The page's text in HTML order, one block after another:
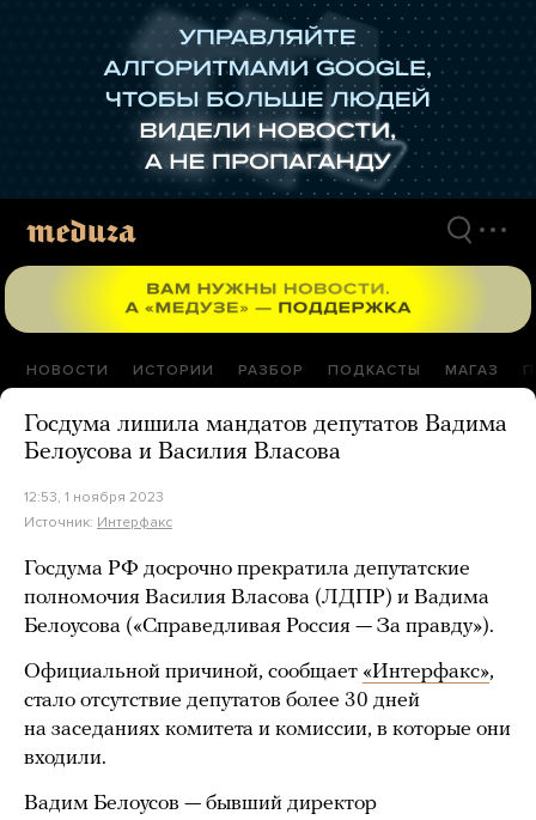
НОВОСТИ ИСТОРИИ РАЗБОР ПОДКАСТЫ МАГАЗ
Госдума лишила мандатов депутатов Вадима
Белоусова и Василия Власова
12:53, 1 ноября 2023
Источник: Интерфакс
Госдума РФ досрочно прекратила депутатские
полномочия Василия Власова (ЛДПР) и Вадима
Белоусова («Справедливая Россия — За правду»).
Официальной причиной, сообщает «Интерфакс»,
стало отсутствие депутатов более 30 дней
на заседаниях комитета и комиссии, в которые они
входили.
Вадим Белоусов — бывший директор